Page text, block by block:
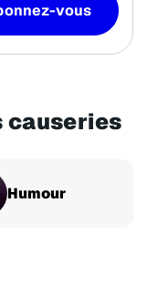
vous
causeries
Humour